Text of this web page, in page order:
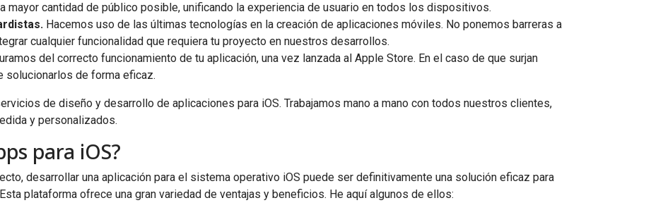
mayor cantidad de público posible, unificando la experiencia de usuario en todos los dispositivos.
Hacemos uso de las últimas tecnologías en la creación de aplicaciones móviles. No ponemos barreras a
cualquier funcionalidad que requiera tu proyecto en nuestros desarrollos.
del correcto funcionamiento de tu aplicación, una vez lanzada al Apple Store. En el caso de que surjan
solucionarlos de forma eficaz.
de diseño y desarrollo de aplicaciones para iOS. Trabajamos mano a mano con todos nuestros clientes,
y personalizados.
para iOS?
desarrollar una aplicación para el sistema operativo iOS puede ser definitivamente una solución eficaz para
plataforma ofrece una gran variedad de ventajas y beneficios. He aquí algunos de ellos: